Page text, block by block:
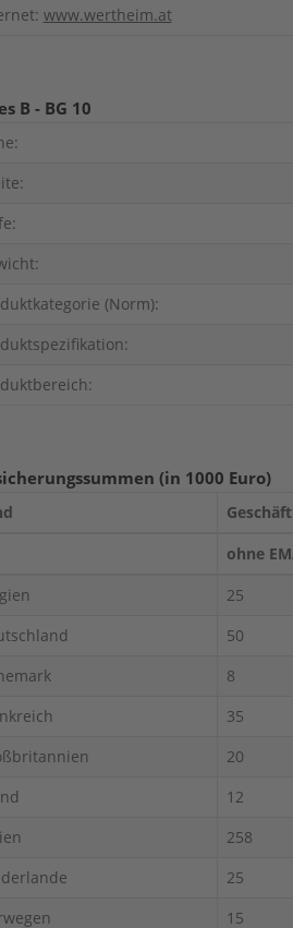
www.wertheim.at
B - BG 10
(Norm):
(in 1000 Euro)
ohne
25
50
8
35
20
12
258
25
15